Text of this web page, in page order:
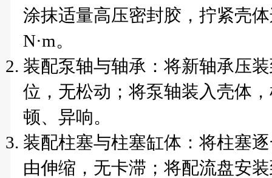
涂抹适量高压密封胶，拧紧壳
N·m。
装配泵轴与轴承：将新轴承压
位，无松动；将泵轴装入壳体
顿、异响。
装配柱塞与柱塞缸体：将柱塞
由伸缩，无卡滞；将配流盘安